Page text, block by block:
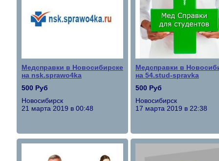
Медсправки в Новосибирске
на nsk.sprawo4ka
500 Руб
Новосибирск
21 марта 2019 в 00:48
Медсправки в
на 54.stud-spravka
500 Руб
Новосибирск
17 марта 2019 в 22:38